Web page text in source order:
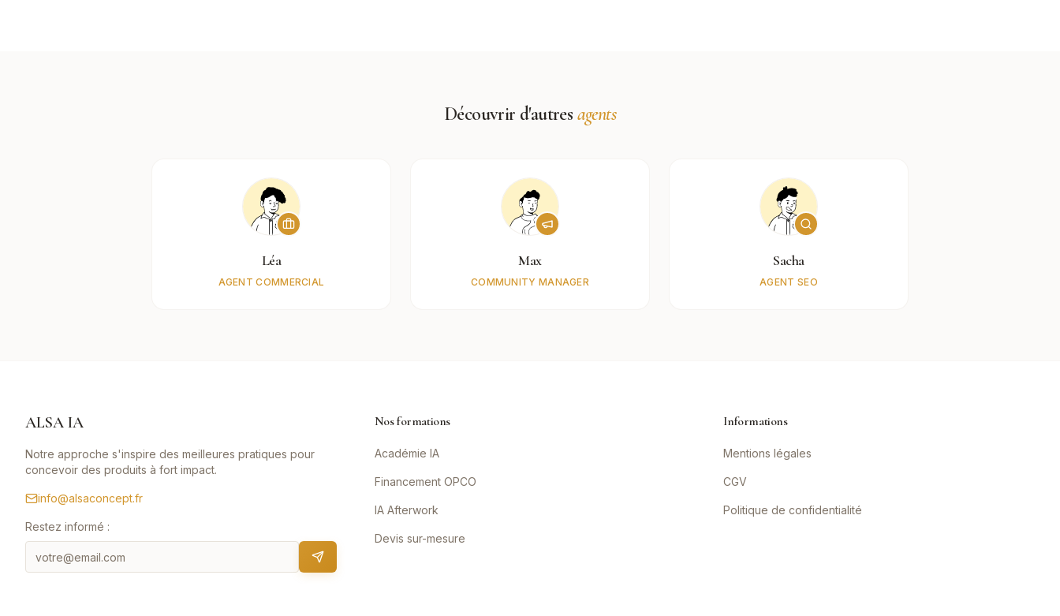
Découvrir d'autres agents
Léa
AGENT COMMERCIAL
Max
COMMUNITY MANAGER
Sacha
AGENT SEO
ALSA IA
Notre approche s'inspire des meilleures pratiques pour
concevoir des produits à fort impact.
info@alsaconcept.fr
Restez informé :
Nos formations
Académie IA
Financement OPCO
IA Afterwork
Devis sur-mesure
Informations
Mentions légales
CGV
Politique de confidentialité